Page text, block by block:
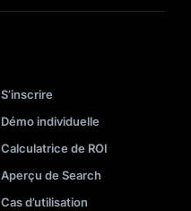
S’inscrire
Démo individuelle
Calculatrice de ROI
Aperçu de Search
Cas d’utilisation